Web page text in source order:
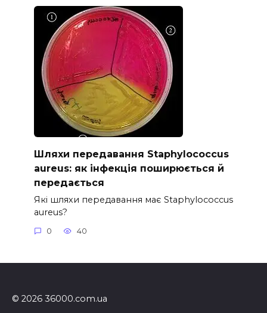
Шляхи передавання Staphylococcus
aureus: як інфекція поширюється й
передається
Які шляхи передавання має Staphylococcus
aureus?
0 40
© 2026 36000.com.ua